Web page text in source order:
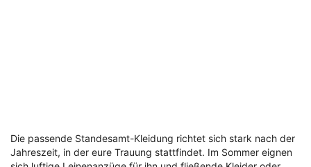
Die passende Standesamt-Kleidung richtet sich stark nach der
Jahreszeit, in der eure Trauung stattfindet. Im Sommer eignen